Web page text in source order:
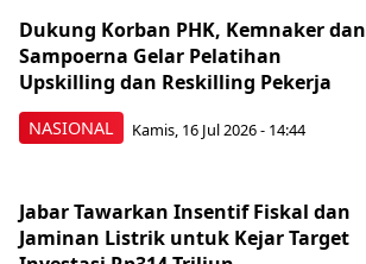
NASIONAL
Dukung Korban PHK, Kemnaker dan
Sampoerna Gelar Pelatihan
Upskilling dan Reskilling Pekerja
Kamis, 16 Jul 2026 - 14:44
Jabar Tawarkan Insentif Fiskal dan
Jaminan Listrik untuk Kejar Target